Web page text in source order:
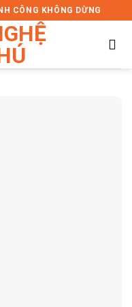
CÔNG KHÔNG DỪNG